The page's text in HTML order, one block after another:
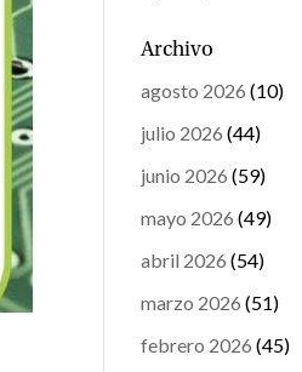
Archivo
agosto 2026 (10)
julio 2026 (44)
junio 2026 (59)
mayo 2026 (49)
abril 2026 (54)
marzo 2026 (51)
febrero 2026 (45)